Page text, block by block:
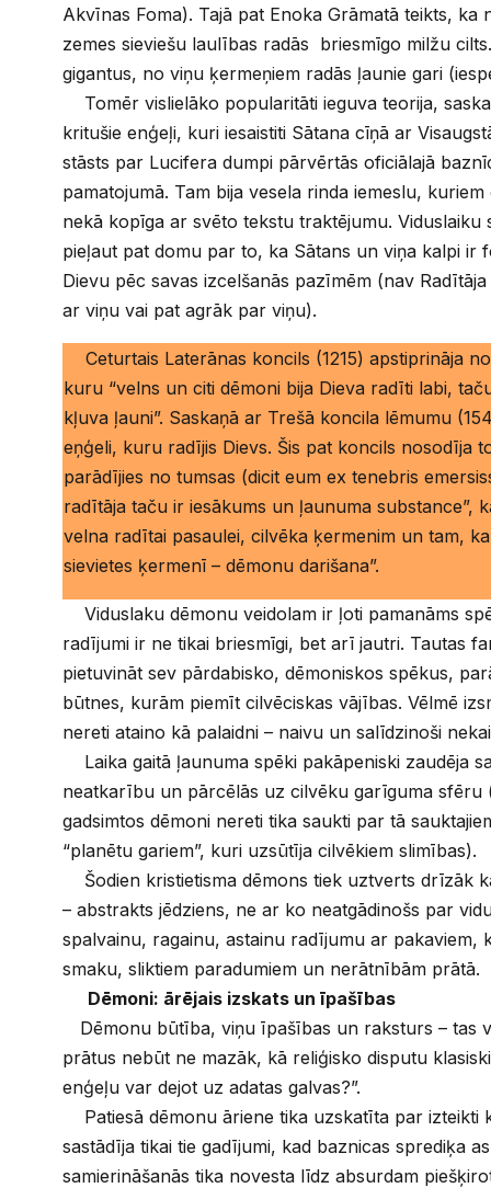
Akvīnas Foma). Tajā pat Enoka Grāmatā teikts, ka
zemes sieviešu laulības radās briesmīgo milžu
gigantus, no viņu ķermeņiem radās ļaunie gari
Tomēr vislielāko popularitāti ieguva teorija,
kritušie enģeļi, kuri iesaistiti Sātana cīņā ar
stāsts par Lucifera dumpi pārvērtās oficiālajā
pamatojumā. Tam bija vesela rinda iemeslu, kuriem
nekā kopīga ar svēto tekstu traktējumu. Viduslaiku
pieļaut pat domu par to, ka Sātans un viņa kalpi ir
Dievu pēc savas izcelšanās pazīmēm (nav
ar viņu vai pat agrāk par viņu).
Ceturtais Laterānas koncils (1215) apstiprināja
kuru “velns un citi dēmoni bija Dieva radīti labi,
kļuva ļauni”. Saskaņā ar Trešā koncila lēmumu
eņģeli, kuru radījis Dievs. Šis pat koncils nosodīja
parādījies no tumsas (dicit eum ex tenebris
radītāja taču ir iesākums un ļaunuma substance”,
velna radītai pasaulei, cilvēka ķermenim un tam,
sievietes ķermenī – dēmonu darišana”.
Viduslaku dēmonu veidolam ir ļoti pamanāms
radījumi ir ne tikai briesmīgi, bet arī jautri. Tautas
pietuvināt sev pārdabisko, dēmoniskos spēkus,
būtnes, kurām piemīt cilvēciskas vājības. Vēlmē
nereti ataino kā palaidni – naivu un salīdzinoši
Laika gaitā ļaunuma spēki pakāpeniski zaudēja
neatkarību un pārcēlās uz cilvēku garīguma sfēru
gadsimtos dēmoni nereti tika saukti par tā
“planētu gariem”, kuri uzsūtīja cilvēkiem slimības).
Šodien kristietisma dēmons tiek uztverts drīzāk
– abstrakts jēdziens, ne ar ko neatgādinošs par
spalvainu, ragainu, astainu radījumu ar pakaviem,
smaku, sliktiem paradumiem un nerātnībām prātā.
Dēmoni: ārējais izskats un īpašības
Dēmonu būtība, viņu īpašības un raksturs – tas
prātus nebūt ne mazāk, kā reliģisko disputu
enģeļu var dejot uz adatas galvas?”.
Patiesā dēmonu āriene tika uzskatīta par izteikti
sastādīja tikai tie gadījumi, kad baznicas sprediķa
samierināšanās tika novesta līdz absurdam